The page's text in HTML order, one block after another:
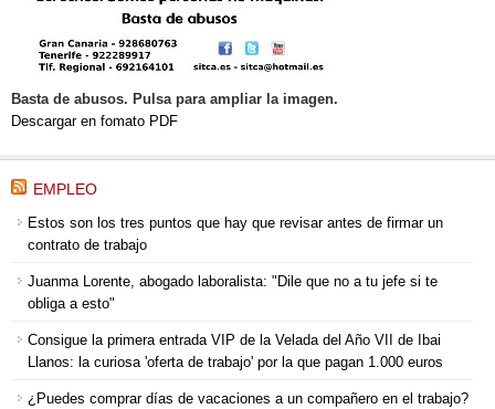
Basta de abusos. Pulsa para ampliar la imagen.
Descargar en fomato PDF
EMPLEO
Estos son los tres puntos que hay que revisar antes de firmar un
contrato de trabajo
Juanma Lorente, abogado laboralista: "Dile que no a tu jefe si te
obliga a esto"
Consigue la primera entrada VIP de la Velada del Año VII de Ibai
Llanos: la curiosa 'oferta de trabajo' por la que pagan 1.000 euros
¿Puedes comprar días de vacaciones a un compañero en el trabajo?